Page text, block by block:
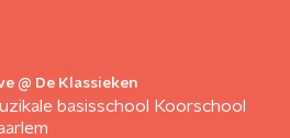
@ De Klassieken
basisschool Koorschool